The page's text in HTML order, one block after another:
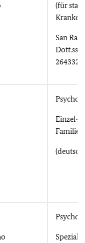
(für
San
Dott.ssa
Einzel-